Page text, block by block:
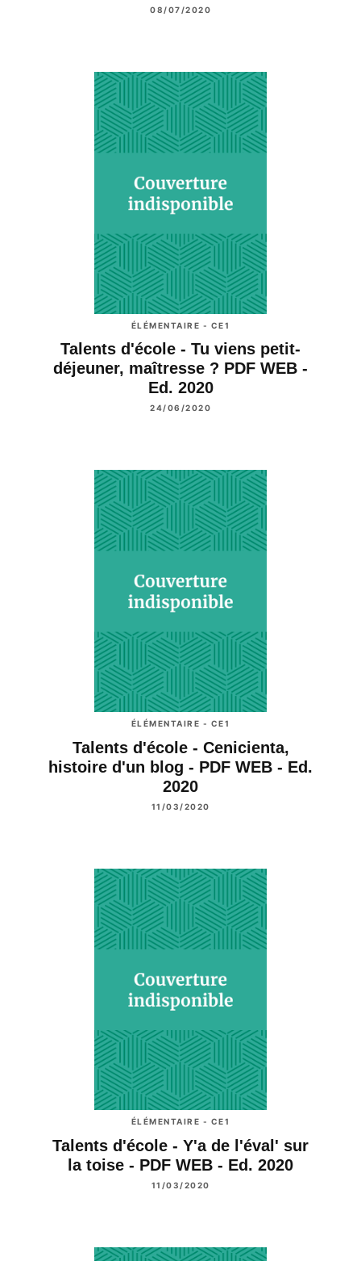
08/07/2020
ÉLÉMENTAIRE - CE1
Talents d'école - Tu viens petit-
déjeuner, maîtresse ? PDF WEB -
Ed. 2020
24/06/2020
ÉLÉMENTAIRE - CE1
Talents d'école - Cenicienta,
histoire d'un blog - PDF WEB - Ed.
2020
11/03/2020
ÉLÉMENTAIRE - CE1
Talents d'école - Y'a de l'éval' sur
la toise - PDF WEB - Ed. 2020
11/03/2020